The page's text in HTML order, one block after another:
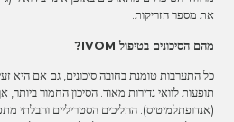
את מספר הזריקות.
מהם הסיכונים בטיפול IVOM?
כל התערבות טומנת בחובה סיכונים, גם אם היא
תופעות לוואי נדירות מאוד. הסיכון החמור ביותר,
(אנדופתלמיטיס). ההליכים הסטריליים והבלתי